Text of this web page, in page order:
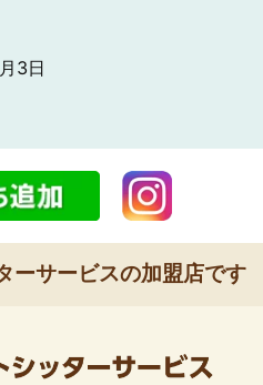
3日
ーサービスの加盟店です